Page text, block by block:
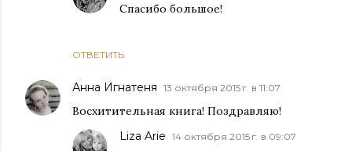
ОТВЕТИТЬ
Спасибо большое!
Анна Игнатеня 13 октября 2015 г. в 11:07
Восхитительная книга! Поздравляю!
Liza Arie 14 октября 2015 г. в 09:07